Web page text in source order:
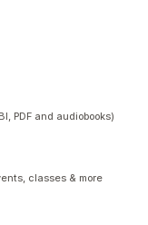
PDF and audiobooks)
classes & more